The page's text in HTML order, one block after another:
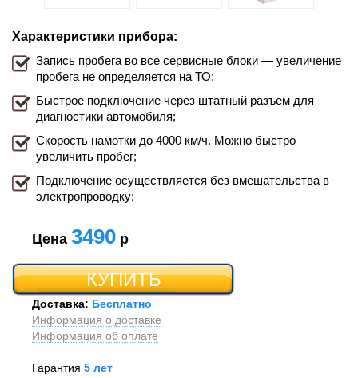
Характеристики прибора:
Запись пробега во все сервисные блоки — увеличение
пробега не определяется на ТО;
Быстрое подключение через штатный разъем для
диагностики автомобиля;
Скорость намотки до 4000 км/ч. Можно быстро
увеличить пробег;
Подключение осуществляется без вмешательства в
электропроводку;
Цена 3490 р
КУПИТЬ
Доставка: Бесплатно
Информация о доставке
Информация об оплате
Гарантия 5 лет